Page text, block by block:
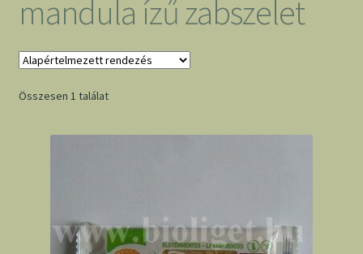
mandula ízű zabszelet
Összesen 1 találat